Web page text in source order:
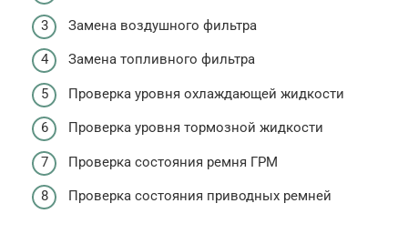
Замена воздушного фильтра
Замена топливного фильтра
Проверка уровня охлаждающей жидкости
Проверка уровня тормозной жидкости
Проверка состояния ремня ГРМ
Проверка состояния приводных ремней